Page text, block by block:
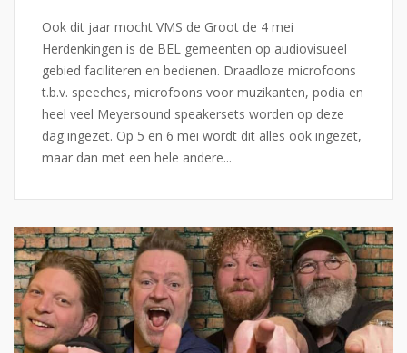
Ook dit jaar mocht VMS de Groot de 4 mei
Herdenkingen is de BEL gemeenten op audiovisueel
gebied faciliteren en bedienen. Draadloze microfoons
t.b.v. speeches, microfoons voor muzikanten, podia en
heel veel Meyersound speakersets worden op deze
dag ingezet. Op 5 en 6 mei wordt dit alles ook ingezet,
maar dan met een hele andere...